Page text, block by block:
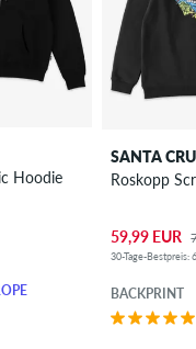
Hoodie
SANTA
Roskopp
59,99 EUR
30-Tage-Bestpreis:
BACKPRINT